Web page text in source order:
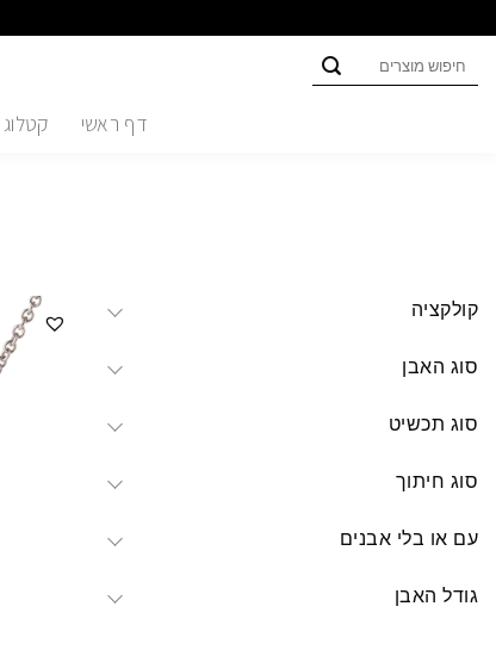
to
content
דף ראשי קטלוג
קולקציה
סוג האבן
סוג תכשיט
סוג חיתוך
עם או בלי אבנים
גודל האבן